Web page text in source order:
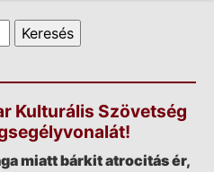
Kulturális Szövetség
miatt bárkit atrocitás ér,